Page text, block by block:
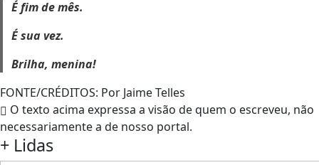
É fim de mês.
É sua vez.
Brilha, menina!
FONTE/CRÉDITOS: Por Jaime Telles
O texto acima expressa a visão de quem o escreveu, não
necessariamente a de nosso portal.
+ Lidas